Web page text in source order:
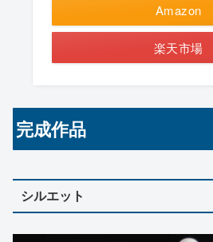
Amazon
楽天市場
完成作品
シルエット